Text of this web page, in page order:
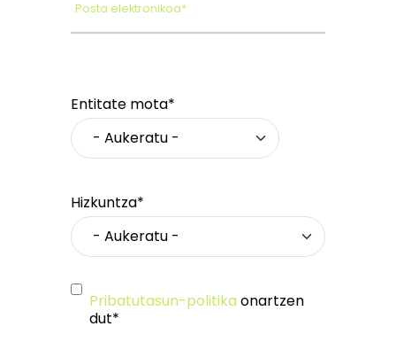
Posta elektronikoa*
Entitate mota*
Hizkuntza*
Pribatutasun-politika onartzen
dut*